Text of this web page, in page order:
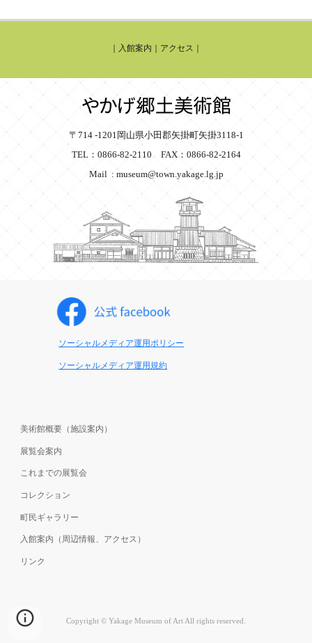
入館案内 アクセス
〒714 -1201岡山県小田郡矢掛町矢掛3118-1
TEL：0866-82-2110 FAX：0866-82-2164
Mail : museum@town.yakage.lg.jp
ソーシャルメディア運用ポリシー
ソーシャルメディア運用規約
美術館概要（施設案内）
展覧会案内
これまでの展覧会
コレクション
町民ギャラリー
入館案内（周辺情報、アクセス）
リンク
Copyright ©️ Yakage Museum of Art All rights reserved.